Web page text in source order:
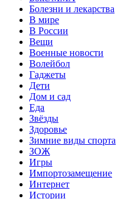
Болезни и лекарства
В мире
В России
Вещи
Военные новости
Волейбол
Гаджеты
Дети
Дом и сад
Еда
Звёзды
Здоровье
Зимние виды спорта
ЗОЖ
Игры
Импортозамещение
Интернет
Истории